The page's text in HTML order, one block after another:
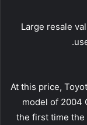
Large resale
At this price,
model of 2004
the first time the